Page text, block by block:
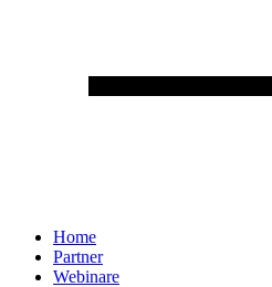
Home
Partner
Webinare